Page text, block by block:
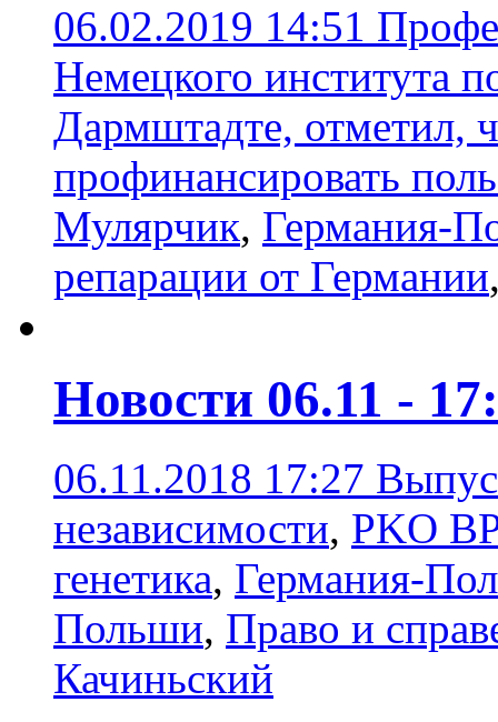
06.02.2019 14:51
Немецкого института
Дармштадте, отметил,
профинансировать
Мулярчик, Германия-
репарации от Германии
Новости 06.11 -
06.11.2018 17:27
независимости, PKO BP
генетика, Германия-
Польши, Право и
Качиньский